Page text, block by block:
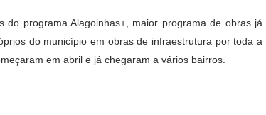
programa Alagoinhas+, maior programa de obras já
do município em obras de infraestrutura por toda a
em abril e já chegaram a vários bairros.